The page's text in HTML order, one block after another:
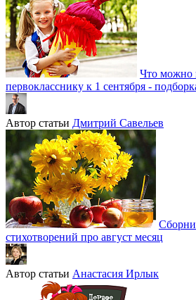
Что можно
первокласснику к 1 сентября -
Автор статьи Дмитрий Савельев
стихотворений про август месяц
Автор статьи Анастасия Ирлык